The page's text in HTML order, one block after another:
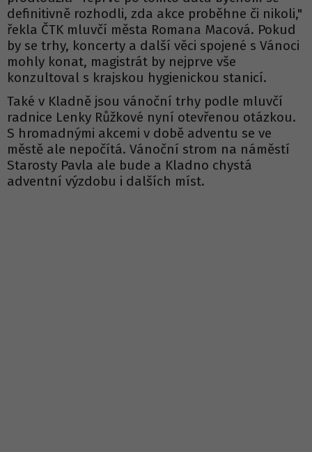
definitivně rozhodli, zda akce proběhne či nikoli,"
řekla ČTK mluvčí města Romana Macová. Pokud
by se trhy, koncerty a další věci spojené s Vánoci
mohly konat, magistrát by nejprve vše
konzultoval s krajskou hygienickou stanicí.
Také v Kladně jsou vánoční trhy podle mluvčí
radnice Lenky Růžkové nyní otevřenou otázkou.
S hromadnými akcemi v době adventu se ve
městě ale nepočítá. Vánoční strom na náměstí
Starosty Pavla ale bude a Kladno chystá
adventní výzdobu i dalších míst.